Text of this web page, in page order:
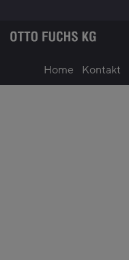
Home Kontakt